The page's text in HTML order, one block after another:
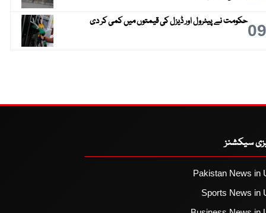
09حکومت نے پیٹرول اور ڈیزل کی قیمتوں میں کمی کر دی
سیکشنز
Pakistan News in
Sports News in